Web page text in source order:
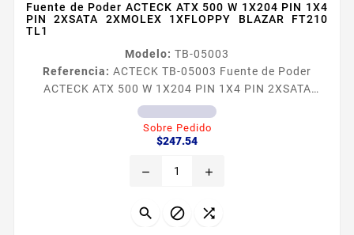
Fuente de Poder ACTECK ATX 500 W 1X204 PIN 1X4
PIN 2XSATA 2XMOLEX 1XFLOPPY BLAZAR FT210
TL1
Modelo: TB-05003
Referencia: ACTECK TB-05003 Fuente de Poder
ACTECK ATX 500 W 1X204 PIN 1X4 PIN 2XSATA
2XMOLEX 1XFLOPPY BLAZAR FT210 TL1
Sobre Pedido
$247.54Precio
remove add
  